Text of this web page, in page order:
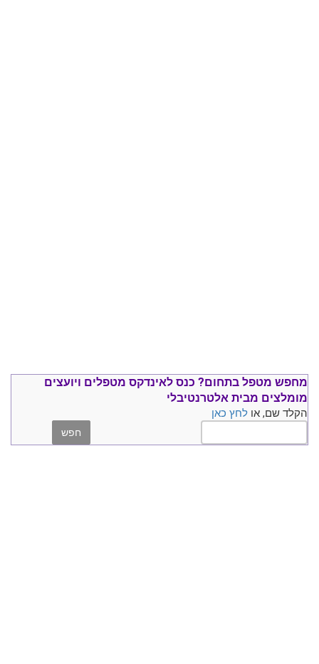
מחפש מטפל בתחום? כנס לאינדקס מטפלים ויועצים
מומלצים מבית אלטרנטיבלי
הקלד שם, או לחץ כאן